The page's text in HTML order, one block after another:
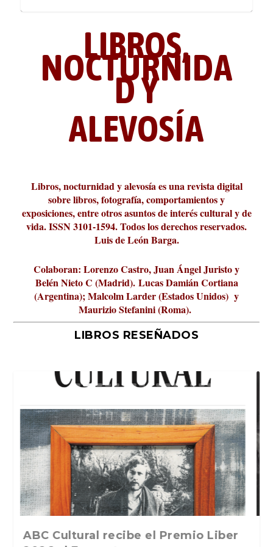
Revista Cultural Turia, númer...
10.000 pasos al día? Lo que d...
paisajística del mar de Sicil...
París
metafísicos de la novela ne...
LIBROS,
NOCTURNIDA
D Y
ALEVOSÍA
Libros, nocturnidad y alevosía es una revista digital
sobre libros, fotografía, comportamientos y
exposiciones, entre otros asuntos de interés cultural y de
vida. ISSN 3101-1594. Todos los derechos reservados.
Luis de León Barga.
Colaboran: Lorenzo Castro, Juan Ángel Juristo y
Belén Nieto C (Madrid). Lucas Damián Cortiana
(Argentina); Malcolm Larder (Estados Unidos) y
Maurizio Stefanini (Roma).
LIBROS RESEÑADOS
La verdadera odisea del espacio en
ABC Cultural recibe el Premio Liber
La cultura de la transgresión.